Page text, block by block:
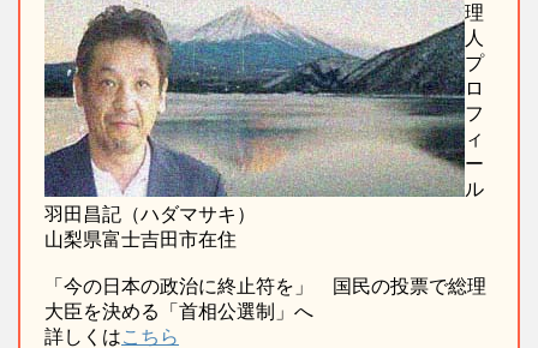
理
人
プ
ロ
フ
ィ
ー
ル
羽田昌記（ハダマサキ）
山梨県富士吉田市在住
「今の日本の政治に終止符を」 国民の投票で総理
大臣を決める「首相公選制」へ
詳しくはこちら